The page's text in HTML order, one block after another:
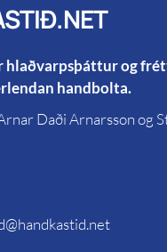
hlaðvarpsþáttur og
handbolta.
Daði Arnarsson og
@handkastid.net